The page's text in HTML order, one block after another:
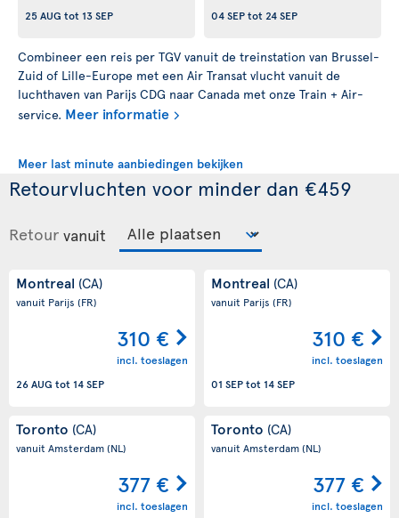
25 AUG tot 13 SEP
04 SEPtot 24 SEP
Combineer een reis per TGV vanuit de treinstation van Brussel-
Zuid of Lille-Europe met een Air Transat vlucht vanuit de
luchthaven van Parijs CDG naar Canada met onze Train + Air-
service. Meer informatie
Meer last minute aanbiedingen bekijken
Retourvluchten voor minder dan €459
Retour vanuit
Montreal (CA)
vanuit Parijs (FR)
310 €
incl. toeslagen
26 AUG tot 14 SEP
Montreal (CA)
vanuit Parijs (FR)
310 €
incl. toeslagen
01 SEPtot 14 SEP
Toronto (CA)
vanuit Amsterdam(NL)
377 €
incl. toeslagen
Toronto (CA)
vanuit Amsterdam(NL)
377 €
incl. toeslagen